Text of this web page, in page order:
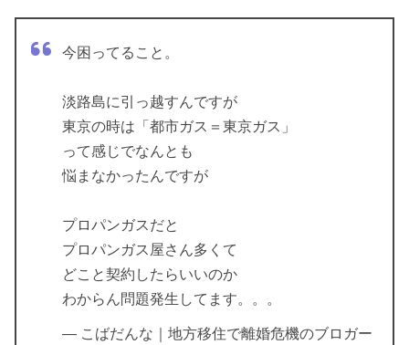
今困ってること。
淡路島に引っ越すんですが
東京の時は「都市ガス＝東京ガス」
って感じでなんとも
悩まなかったんですが
プロパンガスだと
プロパンガス屋さん多くて
どこと契約したらいいのか
わからん問題発生してます。。。
— こばだんな｜地方移住で離婚危機のブロガー